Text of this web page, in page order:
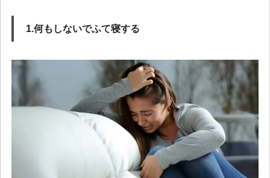
1.何もしないでふて寝する